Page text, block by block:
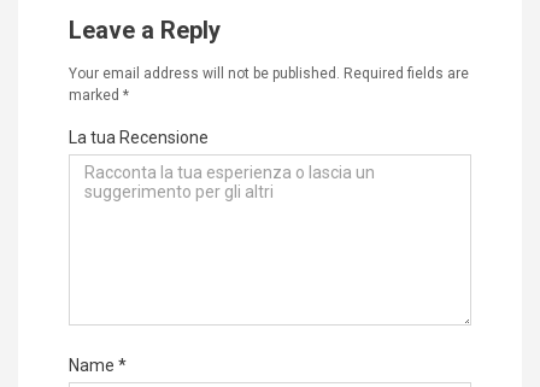
Leave a Reply
Your email address will not be published. Required fields are
marked *
La tua Recensione
Name *